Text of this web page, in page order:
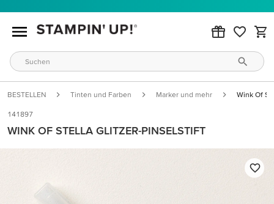
BESTELLEN Tinten und Farben Marker und mehr Wink Of
141897
WINK OF STELLA GLITZER-PINSELSTIFT